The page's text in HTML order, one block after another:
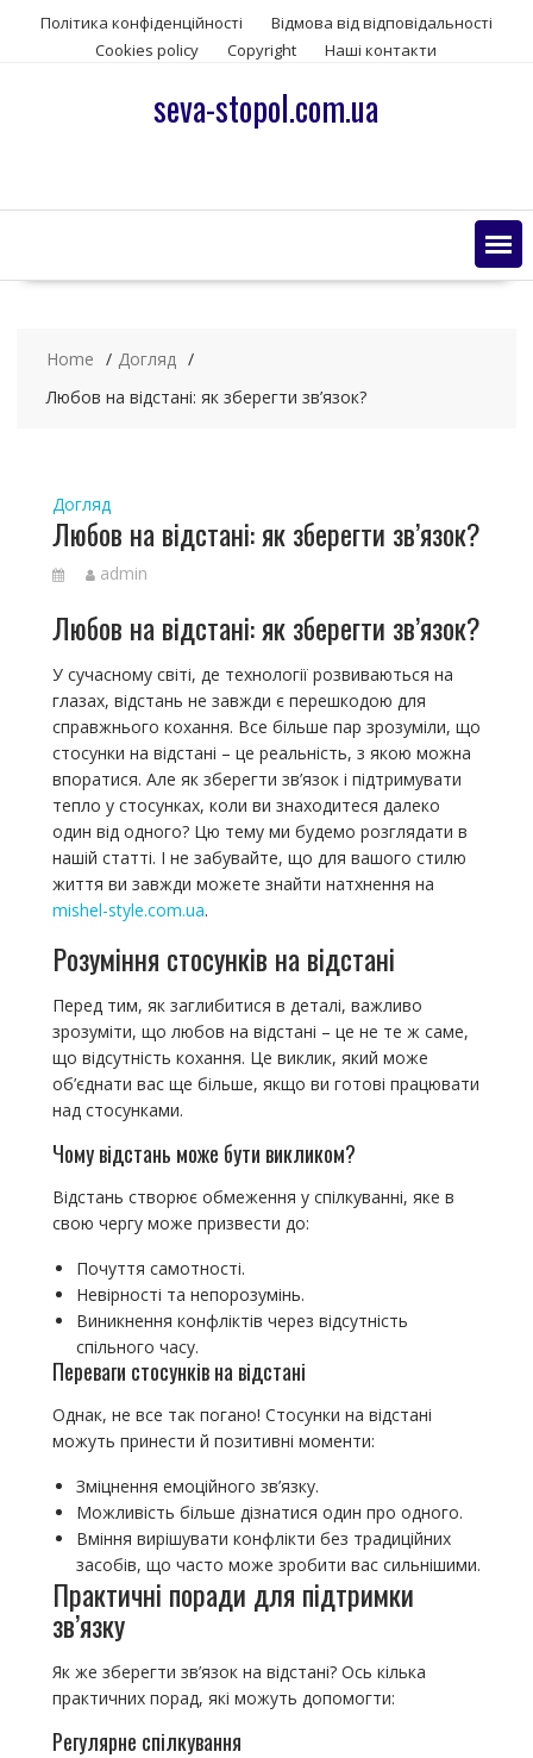
e
Політика конфіденційності
Відмова від відповідальності
Сookies policy
Copyright Наші контакти
seva-stopol.com.ua
Home
Догляд
Любов на відстані: як зберегти зв’язок?
Догляд
Любов на відстані: як зберегти зв’язок?
admin
Любов на відстані: як зберегти зв’язок?
У сучасному світі, де технології розвиваються на
глазах, відстань не завжди є перешкодою для
справжнього кохання. Все більше пар зрозуміли, що
стосунки на відстані – це реальність, з якою можна
впоратися. Але як зберегти зв’язок і підтримувати
тепло у стосунках, коли ви знаходитеся далеко
один від одного? Цю тему ми будемо розглядати в
нашій статті. І не забувайте, що для вашого стилю
життя ви завжди можете знайти натхнення на
mishel-style.com.ua.
Розуміння стосунків на відстані
Перед тим, як заглибитися в деталі, важливо
зрозуміти, що любов на відстані – це не те ж саме,
що відсутність кохання. Це виклик, який може
об’єднати вас ще більше, якщо ви готові працювати
над стосунками.
Чому відстань може бути викликом?
Відстань створює обмеження у спілкуванні, яке в
свою чергу може призвести до:
Почуття самотності.
Невірності та непорозумінь.
Виникнення конфліктів через відсутність
спільного часу.
Переваги стосунків на відстані
Однак, не все так погано! Стосунки на відстані
можуть принести й позитивні моменти:
Зміцнення емоційного зв’язку.
Можливість більше дізнатися один про одного.
Вміння вирішувати конфлікти без традиційних
засобів, що часто може зробити вас сильнішими.
Практичні поради для підтримки
зв’язку
Як же зберегти зв’язок на відстані? Ось кілька
практичних порад, які можуть допомогти:
Регулярне спілкування